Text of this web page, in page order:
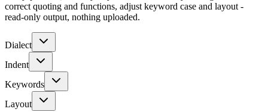
correct quoting and functions, adjust keyword case and layout -
read-only output, nothing uploaded.
Dialect
Indent
Keywords
Layout